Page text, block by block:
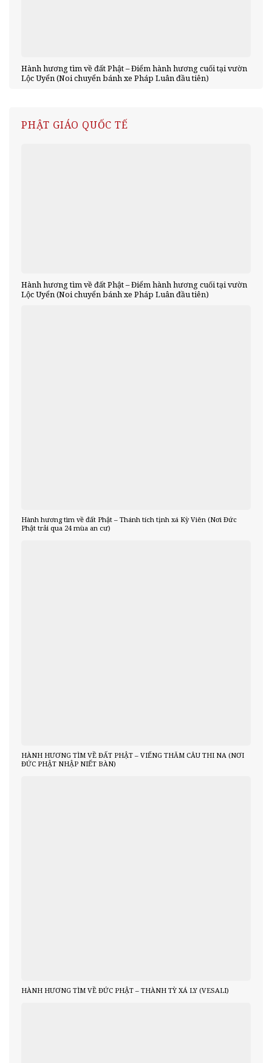
Hành hương tìm về đất Phật – Điểm hành hương cuối tại vườn
Lộc Uyển (Noi chuyển bánh xe Pháp Luân đầu tiên)
PHẬT GIÁO QUỐC TẾ
Hành hương tìm về đất Phật – Điểm hành hương cuối tại vườn
Lộc Uyển (Noi chuyển bánh xe Pháp Luân đầu tiên)
Hành hương tìm về đất Phật – Thánh tích tịnh xá Kỳ Viên (Nơi Đức
Phật trải qua 24 mùa an cư)
HÀNH HƯƠNG TÌM VỀ ĐẤT PHẬT – VIẾNG THĂM CÂU THI NA (NƠI
ĐỨC PHẬT NHẬP NIẾT BÀN)
HÀNH HƯƠNG TÌM VỀ ĐỨC PHẬT – THÀNH TỲ XÁ LY (VESALI)